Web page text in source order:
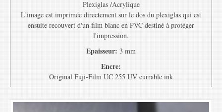
Plexiglas /Acrylique
L'image est imprimée directement sur le dos du plexiglas qui est
ensuite recouvert d'un film blanc en PVC destiné à protéger
l'impression.
Epaisseur: 3 mm
Encre:
Original Fuji-Film UC 255 UV currable ink